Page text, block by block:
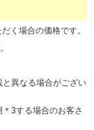
く場合の価格です。
異なる場合がござい
3する場合のお客さ